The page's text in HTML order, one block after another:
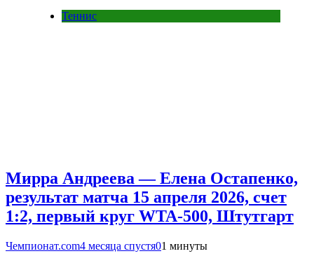
Теннис
Мирра Андреева — Елена Остапенко,
результат матча 15 апреля 2026, счет
1:2, первый круг WTA-500, Штутгарт
Чемпионат.com4 месяца спустя01 минуты